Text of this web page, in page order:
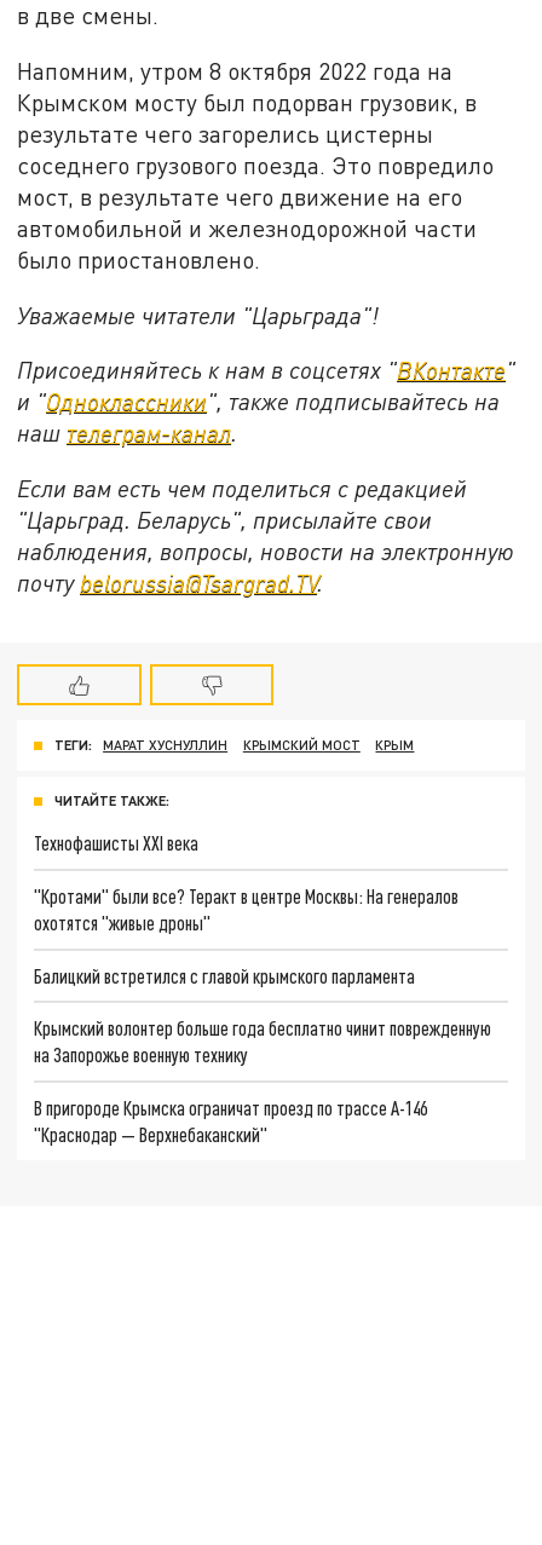
в две смены.
Напомним, утром 8 октября 2022 года на
Крымском мосту был подорван грузовик, в
результате чего загорелись цистерны
соседнего грузового поезда. Это повредило
мост, в результате чего движение на его
автомобильной и железнодорожной части
было приостановлено.
Уважаемые читатели "Царьграда"!
Присоединяйтесь к нам в соцсетях "ВКонтакте"
и "Одноклассники", также подписывайтесь на
наш телеграм-канал.
Если вам есть чем поделиться с редакцией
"Царьград. Беларусь", присылайте свои
наблюдения, вопросы, новости на электронную
почту belorussia@Tsargrad.TV.
ТЕГИ: МАРАТ ХУСНУЛЛИН КРЫМСКИЙ МОСТ КРЫМ
ЧИТАЙТЕ ТАКЖЕ:
Технофашисты XXI века
"Кротами" были все? Теракт в центре Москвы: На генералов
охотятся "живые дроны"
Балицкий встретился с главой крымского парламента
Крымский волонтер больше года бесплатно чинит поврежденную
на Запорожье военную технику
В пригороде Крымска ограничат проезд по трассе А-146
"Краснодар — Верхнебаканский"